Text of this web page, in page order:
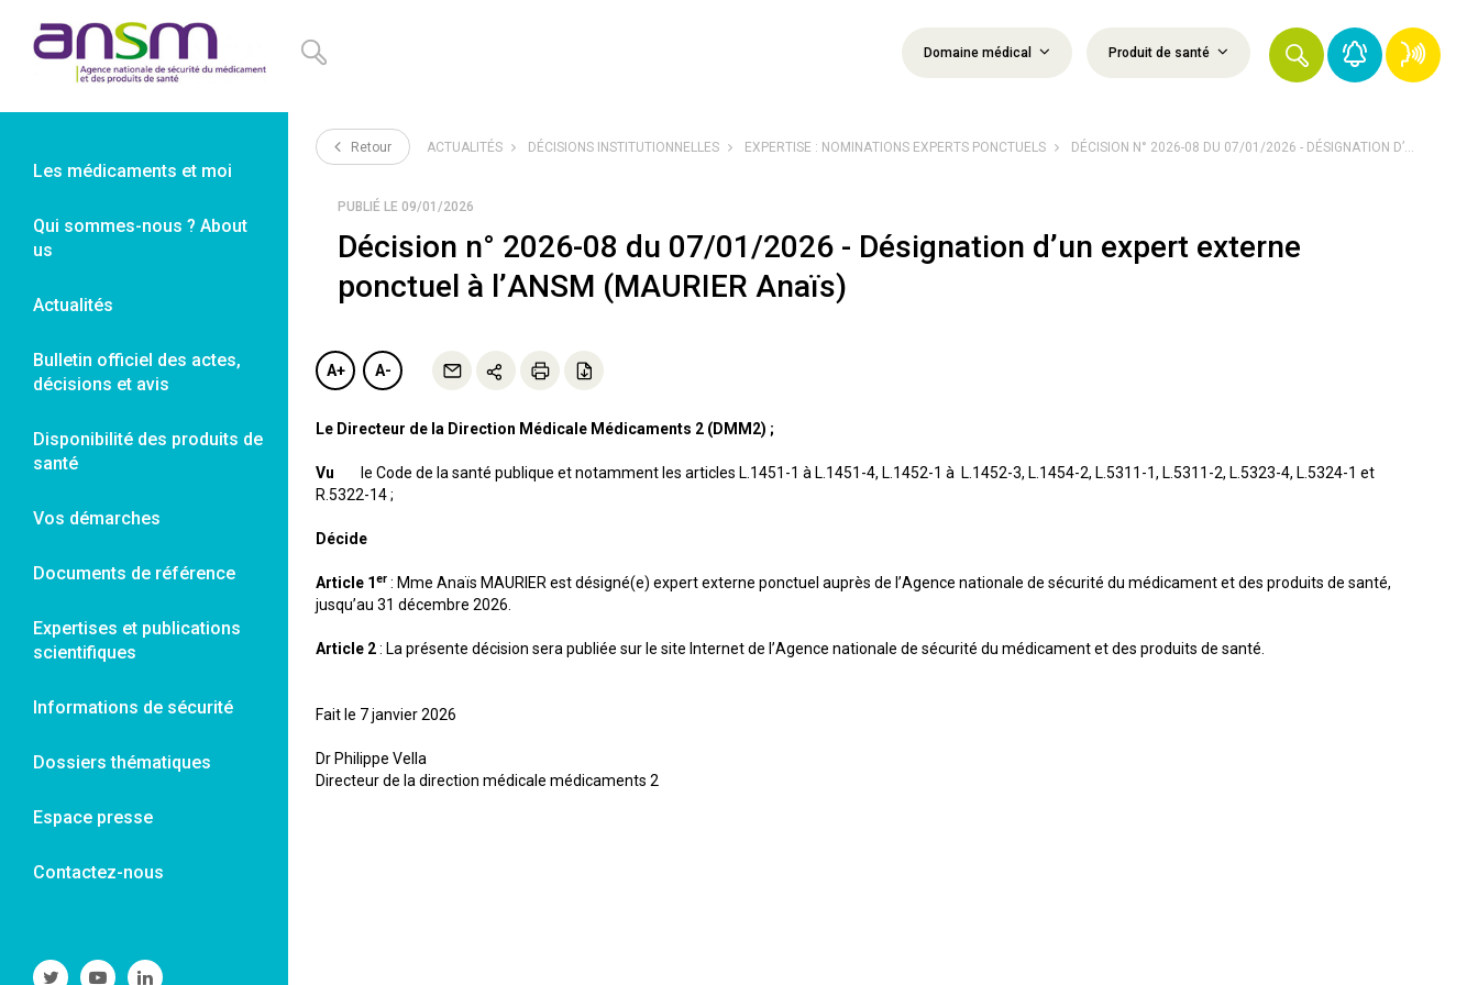
Domaine médical Produit de santé
Les médicaments et moi
Qui sommes-nous ? About
us
Actualités
Bulletin officiel des actes,
décisions et avis
Disponibilité des produits de
santé
Vos démarches
Documents de référence
Expertises et publications
scientifiques
Informations de sécurité
Dossiers thématiques
Espace presse
Contactez-nous
SuivreSuivreSuivre
Retour ACTUALITÉS DÉCISIONS INSTITUTIONNELLES EXPERTISE : NOMINATIONS EXPERTS PONCTUELS DÉCISION N° 2026-08 DU 07/01/2026 - DÉSIGNATION D’...
PUBLIÉ LE 09/01/2026
Décision n° 2026-08 du 07/01/2026 - Désignation d’un expert externe
ponctuel à l’ANSM (MAURIER Anaïs)
A+ A-
Le Directeur de la Direction Médicale Médicaments 2 (DMM2) ;
Vu le Code de la santé publique et notamment les articles L.1451-1 à L.1451-4, L.1452-1 à L.1452-3, L.1454-2, L.5311-1, L.5311-2, L.5323-4, L.5324-1 et
R.5322-14 ;
Décide
Article 1er : Mme Anaïs MAURIER est désigné(e) expert externe ponctuel auprès de l’Agence nationale de sécurité du médicament et des produits de santé,
jusqu’au 31 décembre 2026.
Article 2: La présente décision sera publiée sur le site Internet de l’Agence nationale de sécurité du médicament et des produits de santé.
Fait le 7 janvier 2026
Dr Philippe Vella
Directeur de la direction médicale médicaments 2